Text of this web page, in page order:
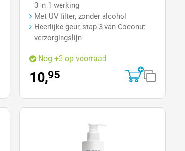
3 in 1 werking
Met UV filter, zonder alcohol
Heerlijke geur, stap 3 van Coconut
verzorgingslijn
Nog +3 op voorraad
10,95